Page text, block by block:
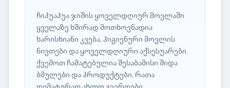
ჩიჰუაჰუა ჯიშის ყოველდღიურ მოვლაში
ყველაზე ხშირად მოთხოვნადია
ხარისხიანი კვება, ჰიგიენური მოვლის
ნივთები და ყოველდღიური აქსესუარები.
ქვემოთ ჩამატებულია შესაბამისი შიდა
ბმულები და პროდუქტები, რათა